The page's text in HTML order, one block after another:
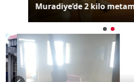
Muradiye’de 2 kilo